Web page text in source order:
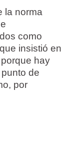
la norma
como
insistió en
hay
de
por